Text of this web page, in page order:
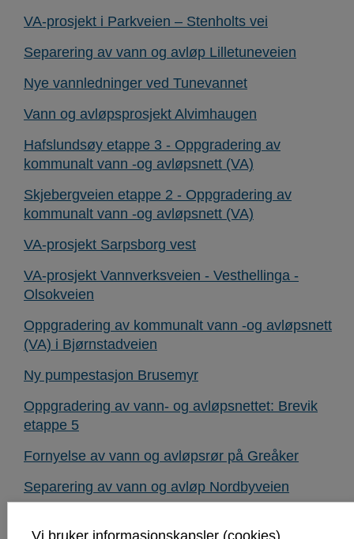
VA-prosjekt i Parkveien – Stenholts vei
Separering av vann og avløp Lilletuneveien
Nye vannledninger ved Tunevannet
Vann og avløpsprosjekt Alvimhaugen
Hafslundsøy etappe 3 - Oppgradering av
kommunalt vann -og avløpsnett (VA)
Skjebergveien etappe 2 - Oppgradering av
kommunalt vann -og avløpsnett (VA)
VA-prosjekt Sarpsborg vest
VA-prosjekt Vannverksveien - Vesthellinga -
Olsokveien
Oppgradering av kommunalt vann -og avløpsnett
(VA) i Bjørnstadveien
Ny pumpestasjon Brusemyr
Oppgradering av vann- og avløpsnettet: Brevik
etappe 5
Fornyelse av vann og avløpsrør på Greåker
Separering av vann og avløp Nordbyveien
Vi bruker informasjonskapsler (cookies)